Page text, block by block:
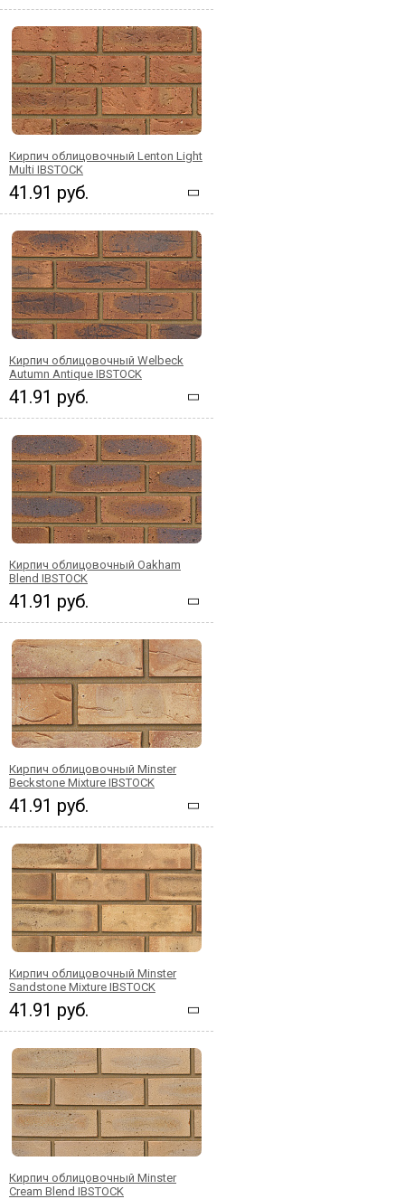
Кирпич облицовочный Lenton Light
Multi IBSTOCK
41.91 руб.
Кирпич облицовочный Welbeck
Autumn Antique IBSTOCK
41.91 руб.
Кирпич облицовочный Oakham
Blend IBSTOCK
41.91 руб.
Кирпич облицовочный Minster
Beckstone Mixture IBSTOCK
41.91 руб.
Кирпич облицовочный Minster
Sandstone Mixture IBSTOCK
41.91 руб.
Кирпич облицовочный Minster
Cream Blend IBSTOCK